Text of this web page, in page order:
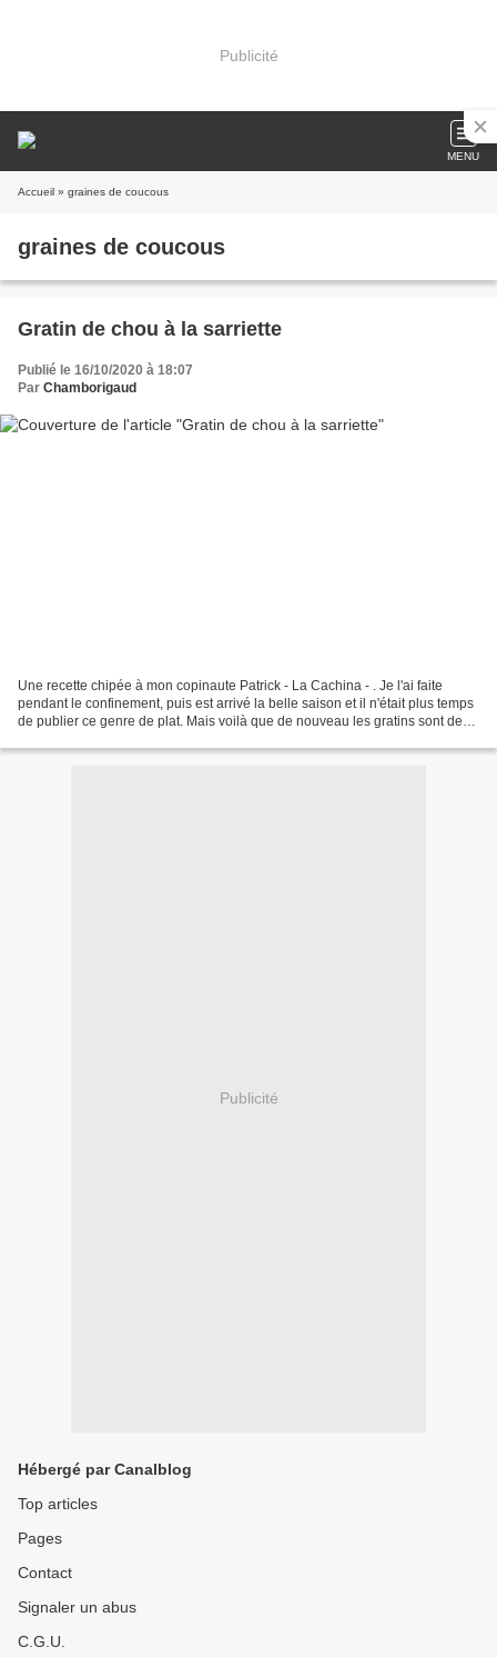
Publicité
MENU
Accueil » graines de coucous
graines de coucous
Gratin de chou à la sarriette
Publié le 16/10/2020 à 18:07
Par Chamborigaud
Une recette chipée à mon copinaute Patrick - La Cachina - . Je l'ai faite
pendant le confinement, puis est arrivé la belle saison et il n'était plus temps
de publier ce genre de plat. Mais voilà que de nouveau les gratins sont de
Publicité
Hébergé par Canalblog
Top articles
Pages
Contact
Signaler un abus
C.G.U.